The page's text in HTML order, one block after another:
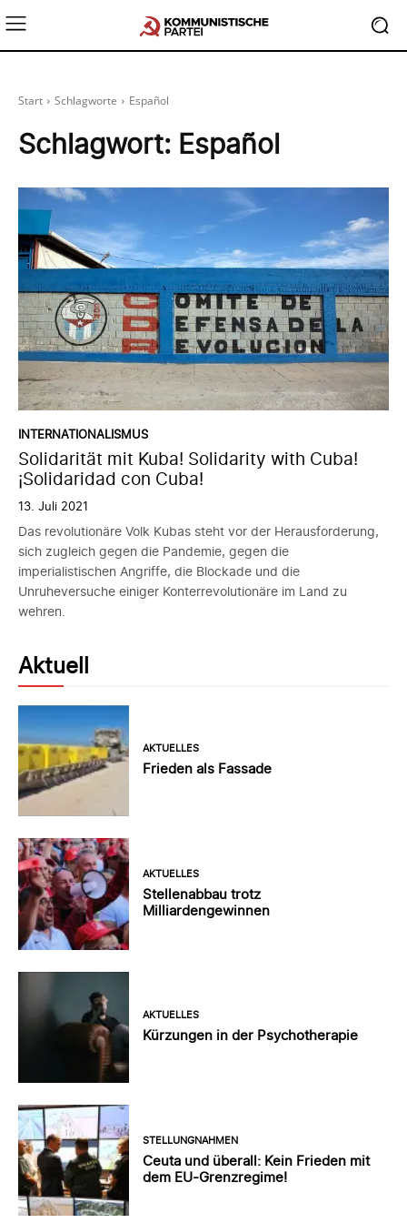
Start Schlagworte Español
Schlagwort: Español
INTERNATIONALISMUS
Solidarität mit Kuba! Solidarity with Cuba!
¡Solidaridad con Cuba!
13. Juli 2021
Das revolutionäre Volk Kubas steht vor der Herausforderung,
sich zugleich gegen die Pandemie, gegen die
imperialistischen Angriffe, die Blockade und die
Unruheversuche einiger Konterrevolutionäre im Land zu
wehren.
Aktuell
AKTUELLES
Frieden als Fassade
AKTUELLES
Stellenabbau trotz
Milliardengewinnen
AKTUELLES
Kürzungen in der Psychotherapie
STELLUNGNAHMEN
Ceuta und überall: Kein Frieden mit
dem EU-Grenzregime!